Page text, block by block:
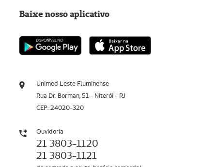
Unimed Leste Fluminense
Rua Dr. Borman, 51 - Niterói - RJ
CEP: 24020-320
Ouvidoria
21 3803-1120
21 3803-1121
Baixe nosso aplicativo